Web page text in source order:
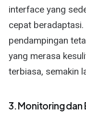
interface yang
cepat
pendampingan
yang merasa
terbiasa, semakin
3. Monitoring dan